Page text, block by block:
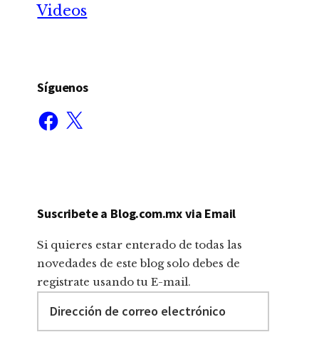
Videos
Síguenos
Facebook
X
Suscribete a Blog.com.mx via Email
Si quieres estar enterado de todas las
novedades de este blog solo debes de
registrate usando tu E-mail.